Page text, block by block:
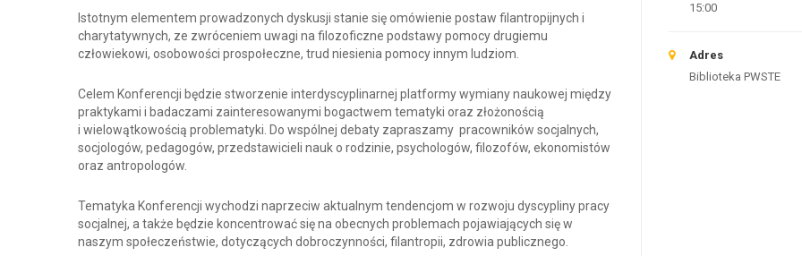
Istotnym elementem prowadzonych dyskusji stanie się omówienie postaw filantropijnych i
charytatywnych, ze zwróceniem uwagi na filozoficzne podstawy pomocy drugiemu
człowiekowi, osobowości prospołeczne, trud niesienia pomocy innym ludziom.
Celem Konferencji będzie stworzenie interdyscyplinarnej platformy wymiany naukowej między
praktykami i badaczami zainteresowanymi bogactwem tematyki oraz złożonością
i wielowątkowością problematyki. Do wspólnej debaty zapraszamy pracowników socjalnych,
socjologów, pedagogów, przedstawicieli nauk o rodzinie, psychologów, filozofów, ekonomistów
oraz antropologów.
Tematyka Konferencji wychodzi naprzeciw aktualnym tendencjom w rozwoju dyscypliny pracy
socjalnej, a także będzie koncentrować się na obecnych problemach pojawiających się w
naszym społeczeństwie, dotyczących dobroczynności, filantropii, zdrowia publicznego.
15:00
Adres
Biblioteka PWSTE